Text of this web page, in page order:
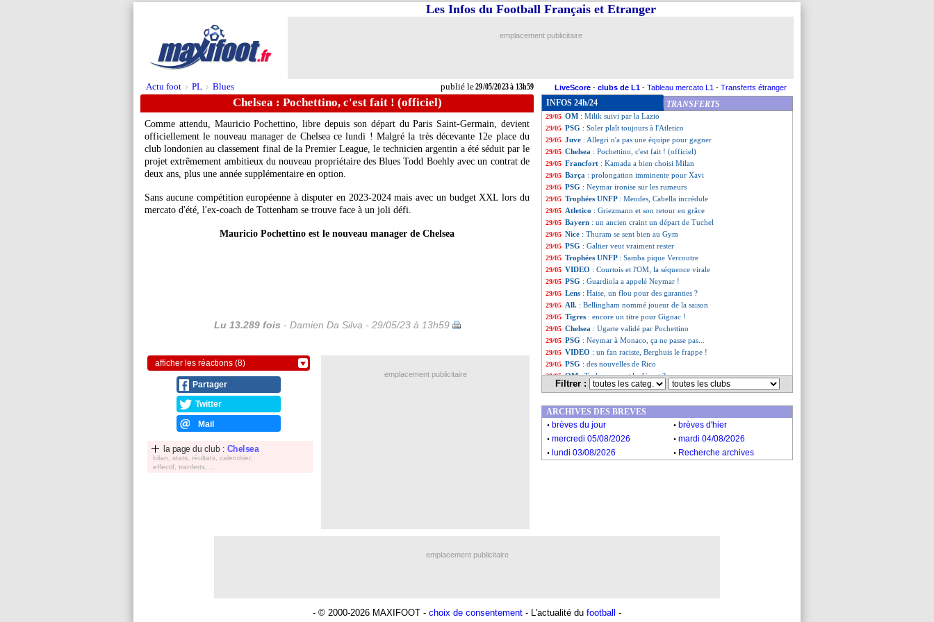
Actu foot > PL > Blues publié le29/05/2023 à 13h59
Les Infos du Football Français et Etranger
emplacement publicitaire
LiveScore - clubs de L1 - Tableau mercato L1 - Transferts étranger
Chelsea : Pochettino, c'est fait ! (officiel)
Comme attendu, Mauricio Pochettino, libre depuis son départ du Paris Saint-Germain, devient
officiellement le nouveau manager de Chelsea ce lundi ! Malgré la très décevante 12e place du
club londonien au classement final de la Premier League, le technicien argentin a été séduit par le
projet extrêmement ambitieux du nouveau propriétaire des Blues Todd Boehly avec un contrat de
deux ans, plus une année supplémentaire en option.
Sans aucune compétition européenne à disputer en 2023-2024 mais avec un budget XXL lors du
mercato d'été, l'ex-coach de Tottenham se trouve face à un joli défi.
Mauricio Pochettino est le nouveau manager de Chelsea
Lu 13.289 fois - Damien Da Silva - 29/05/23 à 13h59
afficher les réactions (8)
Partager
Twitter
Mail
la page du club : Chelsea
bilan, stats, réultats, calendrier,
effectif, tranferts, ...
INFOS 24h/24 TRANSFERTS
29/05 Chelsea : Pochettino a 3 premières priorités
29/05 Lens
29/05 Man City: Cancelo poussé dehors cet été
29/05 Newcastle : le Barça à fond sur Guimaraes !
29/05 OM : Milik suivi par la Lazio
29/05 PSG : Soler plaît toujours à l'Atletico
29/05 Juve : Allegri n'a pas une équipe pour gagner
29/05 Chelsea : Pochettino, c'est fait ! (officiel)
29/05 Francfort : Kamada a bien choisi Milan
29/05 Barça : prolongation imminente pour Xavi
29/05 PSG : Neymar ironise sur les rumeurs
29/05 Trophées UNFP : Mendes, Cabella incrédule
29/05 Atletico : Griezmann et son retour en grâce
29/05 Bayern : un ancien craint un départ de Tuchel
29/05 Nice : Thuram se sent bien au Gym
29/05 PSG : Galtier veut vraiment rester
29/05 Trophées UNFP : Samba pique Vercoutre
29/05 VIDEO : Courtois et l'OM, la séquence virale
29/05 PSG : Guardiola a appelé Neymar !
29/05 Lens : Haise, un flou pour des garanties ?
29/05 All. : Bellingham nommé joueur de la saison
29/05 Tigres : encore un titre pour Gignac !
29/05 Chelsea : Ugarte validé par Pochettino
29/05 PSG : Neymar à Monaco, ça ne passe pas...
29/05 VIDEO : un fan raciste, Berghuis le frappe !
29/05 PSG : des nouvelles de Rico
29/05 OM: Tudor, ça sent le départ ?
29/05 PSG : le Real, Mbappé en rigole
... Liste des brèves du dim. 28 mai 2023
... Liste des brèves du sam. 27 mai 2023
Filtrer :
emplacement publicitaire
ARCHIVES DES BREVES
. brèves du jour . brèves d'hier
. mercredi 05/08/2026 . mardi 04/08/2026
. lundi 03/08/2026 . Recherche archives
emplacement publicitaire
- © 2000-2026 MAXIFOOT - choix de consentement - L'actualité du football -